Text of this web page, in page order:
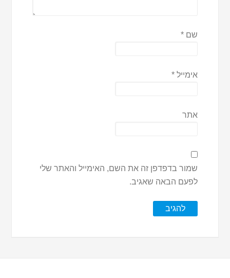
שם*
אימייל*
אתר
שמור בדפדפן זה את השם, האימייל והאתר שלי
לפעם הבאה שאגיב.